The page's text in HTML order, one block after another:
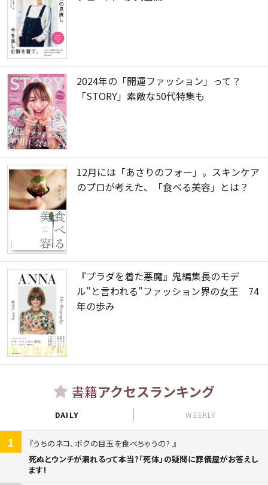
2024年の「開運ファッション」って？
「STORY」素敵な50代特集も
12月には「あさりのフォー」。スキンケア
のプロが考えた、「食べる美容」とは？
『プラダを着た悪魔』鬼編集長のモデ
ル"と言われる"ファッション界の女王 74
年の歩み
書籍アクセスランキング
DAILY WEEKLY
1
うちのネコ、ボクの目玉を食べちゃうの?
死ぬとウンチが漏れるって本当?「死体」の疑問に葬儀屋がお答えし
ます!